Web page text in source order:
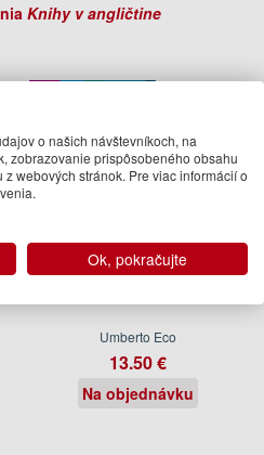
Knihy v angličtine
Umberto Eco
13.50 €
Na objednávku
o našich návštevníkoch, na
zobrazovanie prispôsobeného obsahu
webových stránok. Pre viac informácií o
Ok, pokračujte